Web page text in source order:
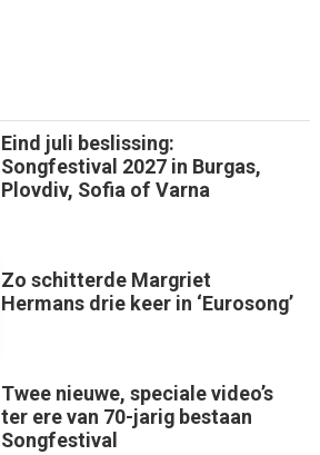
Eind juli beslissing:
Songfestival 2027 in Burgas,
Plovdiv, Sofia of Varna
Zo schitterde Margriet
Hermans drie keer in ‘Eurosong’
Twee nieuwe, speciale video’s
ter ere van 70-jarig bestaan
Songfestival